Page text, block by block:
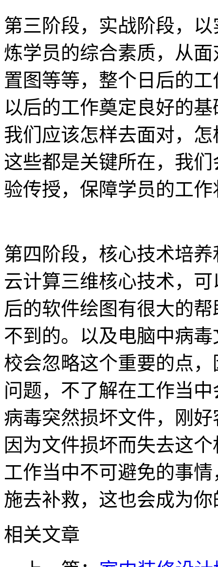
第三阶段，实战阶段，
炼学员的综合素质，从
置图等等，整个日后的
以后的工作奠定良好的
我们应该怎样去面对，
这些都是关键所在，我
验传授，保障学员的工
第四阶段，核心技术培
云计算三维核心技术，
后的软件绘图有很大的
不到的。以及电脑中病
校会忽略这个重要的点
问题，不了解在工作当
病毒突然损坏文件，刚
因为文件损坏而失去这
工作当中不可避免的事
施去补救，这也会成为
相关文章